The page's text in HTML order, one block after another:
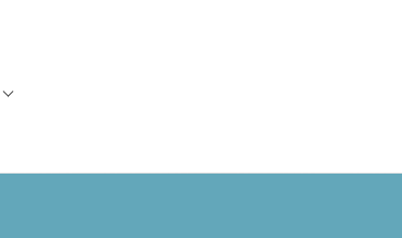
for 资源
Toggle sub-navigation for 套餐与价格